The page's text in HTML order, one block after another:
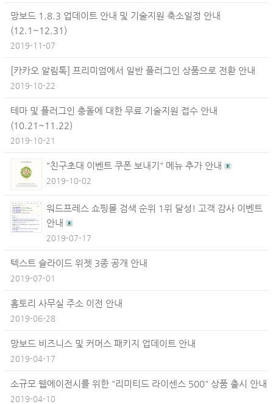
망보드 1.8.3 업데이트 안내 및 기술지원 축소일정 안내
(12.1~12.31)
2019-11-07
[카카오 알림톡] 프리미엄에서 일반 플러그인 상품으로 전환 안내
2019-10-22
테마 및 플러그인 충돌에 대한 무료 기술지원 접수 안내
(10.21~11.22)
2019-10-21
"친구초대 이벤트 쿠폰 보내기" 메뉴 추가 안내
2019-10-02
워드프레스 쇼핑몰 검색 순위 1위 달성! 고객 감사 이벤트
안내
2019-07-17
텍스트 슬라이드 위젯 3종 공개 안내
2019-07-01
홈토리 사무실 주소 이전 안내
2019-06-28
망보드 비즈니스 및 커머스 패키지 업데이트 안내
2019-04-17
소규모 웹에이전시를 위한 "리미티드 라이센스 500" 상품 출시 안내
2019-04-10